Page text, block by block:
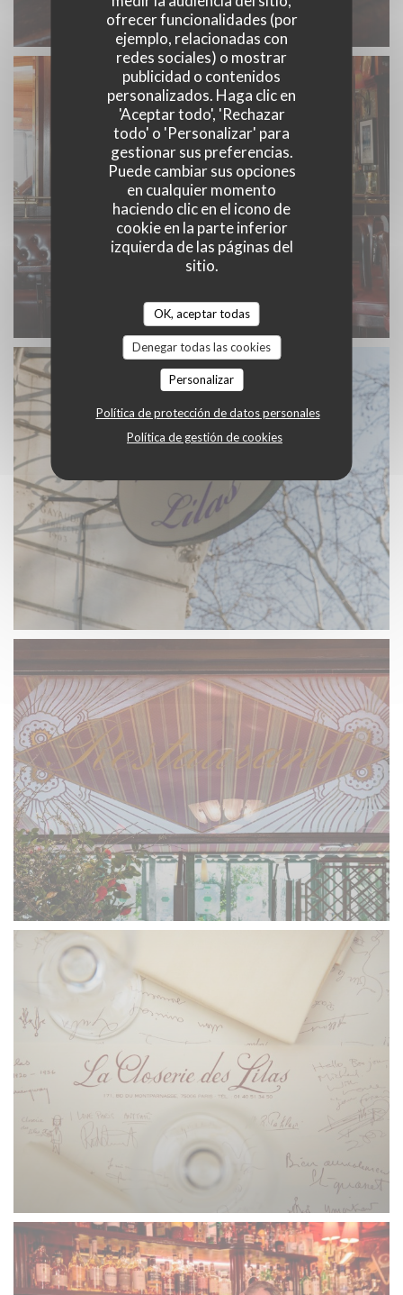
ofrecer funcionalidades (por
ejemplo, relacionadas con
redes sociales) o mostrar
publicidad o contenidos
personalizados. Haga clic en
'Aceptar todo', 'Rechazar
todo' o 'Personalizar' para
gestionar sus preferencias.
Puede cambiar sus opciones
en cualquier momento
haciendo clic en el icono de
cookie en la parte inferior
izquierda de las páginas del
sitio.
OK, aceptar todas
Denegar todas las cookies
Personalizar
Política de protección de datos personales
Política de gestión de cookies